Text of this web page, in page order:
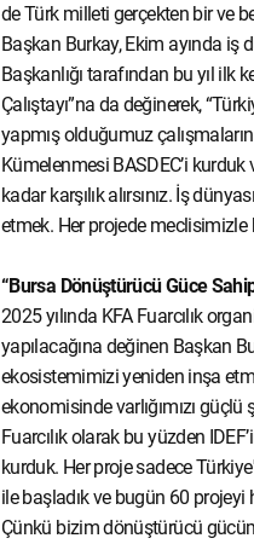
de Türk milleti gerçekten bir ve
Başkan Burkay, Ekim ayında iş
Başkanlığı tarafından bu yıl ilk
Çalıştayı”na da değinerek,
yapmış olduğumuz
Kümelenmesi BASDEC’i
kadar karşılık alırsınız. İş
etmek. Her projede meclisimizle
“Bursa Dönüştürücü Güce
2025 yılında KFA Fuarcılık
yapılacağına değinen Başkan
ekosistemimizi yeniden inşa
ekonomisinde varlığımızı
Fuarcılık olarak bu yüzden
kurduk. Her proje sadece
ile başladık ve bugün 60
Çünkü bizim dönüştürücü